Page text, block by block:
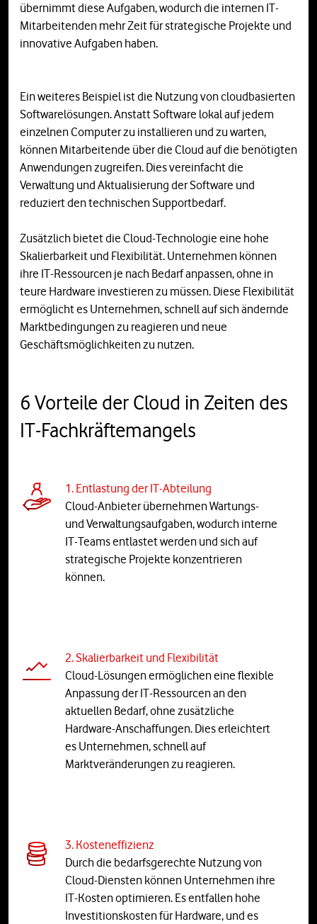
übernimmt diese Aufgaben, wodurch die internen IT-
Mitarbeitenden mehr Zeit für strategische Projekte und
innovative Aufgaben haben.
Ein weiteres Beispiel ist die Nutzung von cloudbasierten
Softwarelösungen. Anstatt Software lokal auf jedem
einzelnen Computer zu installieren und zu warten,
können Mitarbeitende über die Cloud auf die benötigten
Anwendungen zugreifen. Dies vereinfacht die
Verwaltung und Aktualisierung der Software und
reduziert den technischen Supportbedarf.
Zusätzlich bietet die Cloud-Technologie eine hohe
Skalierbarkeit und Flexibilität. Unternehmen können
ihre IT-Ressourcen je nach Bedarf anpassen, ohne in
teure Hardware investieren zu müssen. Diese Flexibilität
ermöglicht es Unternehmen, schnell auf sich ändernde
Marktbedingungen zu reagieren und neue
Geschäftsmöglichkeiten zu nutzen.
6 Vorteile der Cloud in Zeiten des
IT-Fachkräftemangels
1. Entlastung der IT-Abteilung
Cloud-Anbieter übernehmen Wartungs-
und Verwaltungsaufgaben, wodurch interne
IT-Teams entlastet werden und sich auf
strategische Projekte konzentrieren
können.
2. Skalierbarkeit und Flexibilität
Cloud-Lösungen ermöglichen eine flexible
Anpassung der IT-Ressourcen an den
aktuellen Bedarf, ohne zusätzliche
Hardware-Anschaffungen. Dies erleichtert
es Unternehmen, schnell auf
Marktveränderungen zu reagieren.
3. Kosteneffizienz
Durch die bedarfsgerechte Nutzung von
Cloud-Diensten können Unternehmen ihre
IT-Kosten optimieren. Es entfallen hohe
Investitionskosten für Hardware, und es